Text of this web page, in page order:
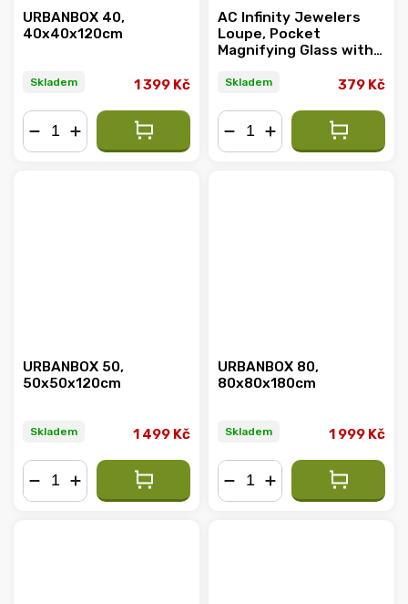
URBANBOX 40,
40x40x120cm
Skladem 1 399 Kč
AC Infinity Jewelers
Loupe, Pocket
Magnifying Glass with
Lenses
Skladem 379 Kč
URBANBOX 50,
50x50x120cm
Skladem 1 499 Kč
URBANBOX 80,
80x80x180cm
Skladem 1 999 Kč